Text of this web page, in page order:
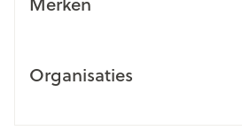
Organisaties